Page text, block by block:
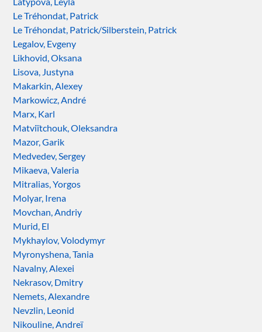
Le Tréhondat, Patrick
Le Tréhondat, Patrick/Silberstein, Patrick
Legalov, Evgeny
Likhovid, Oksana
Lisova, Justyna
Makarkin, Alexey
Markowicz, André
Marx, Karl
Matviïtchouk, Oleksandra
Mazor, Garik
Medvedev, Sergey
Mikaeva, Valeria
Mitralias, Yorgos
Molyar, Irena
Movchan, Andriy
Murid, El
Mykhaylov, Volodymyr
Myronyshena, Tania
Navalny, Alexei
Nekrasov, Dmitry
Nemets, Alexandre
Nevzlin, Leonid
Nikouline, Andreï